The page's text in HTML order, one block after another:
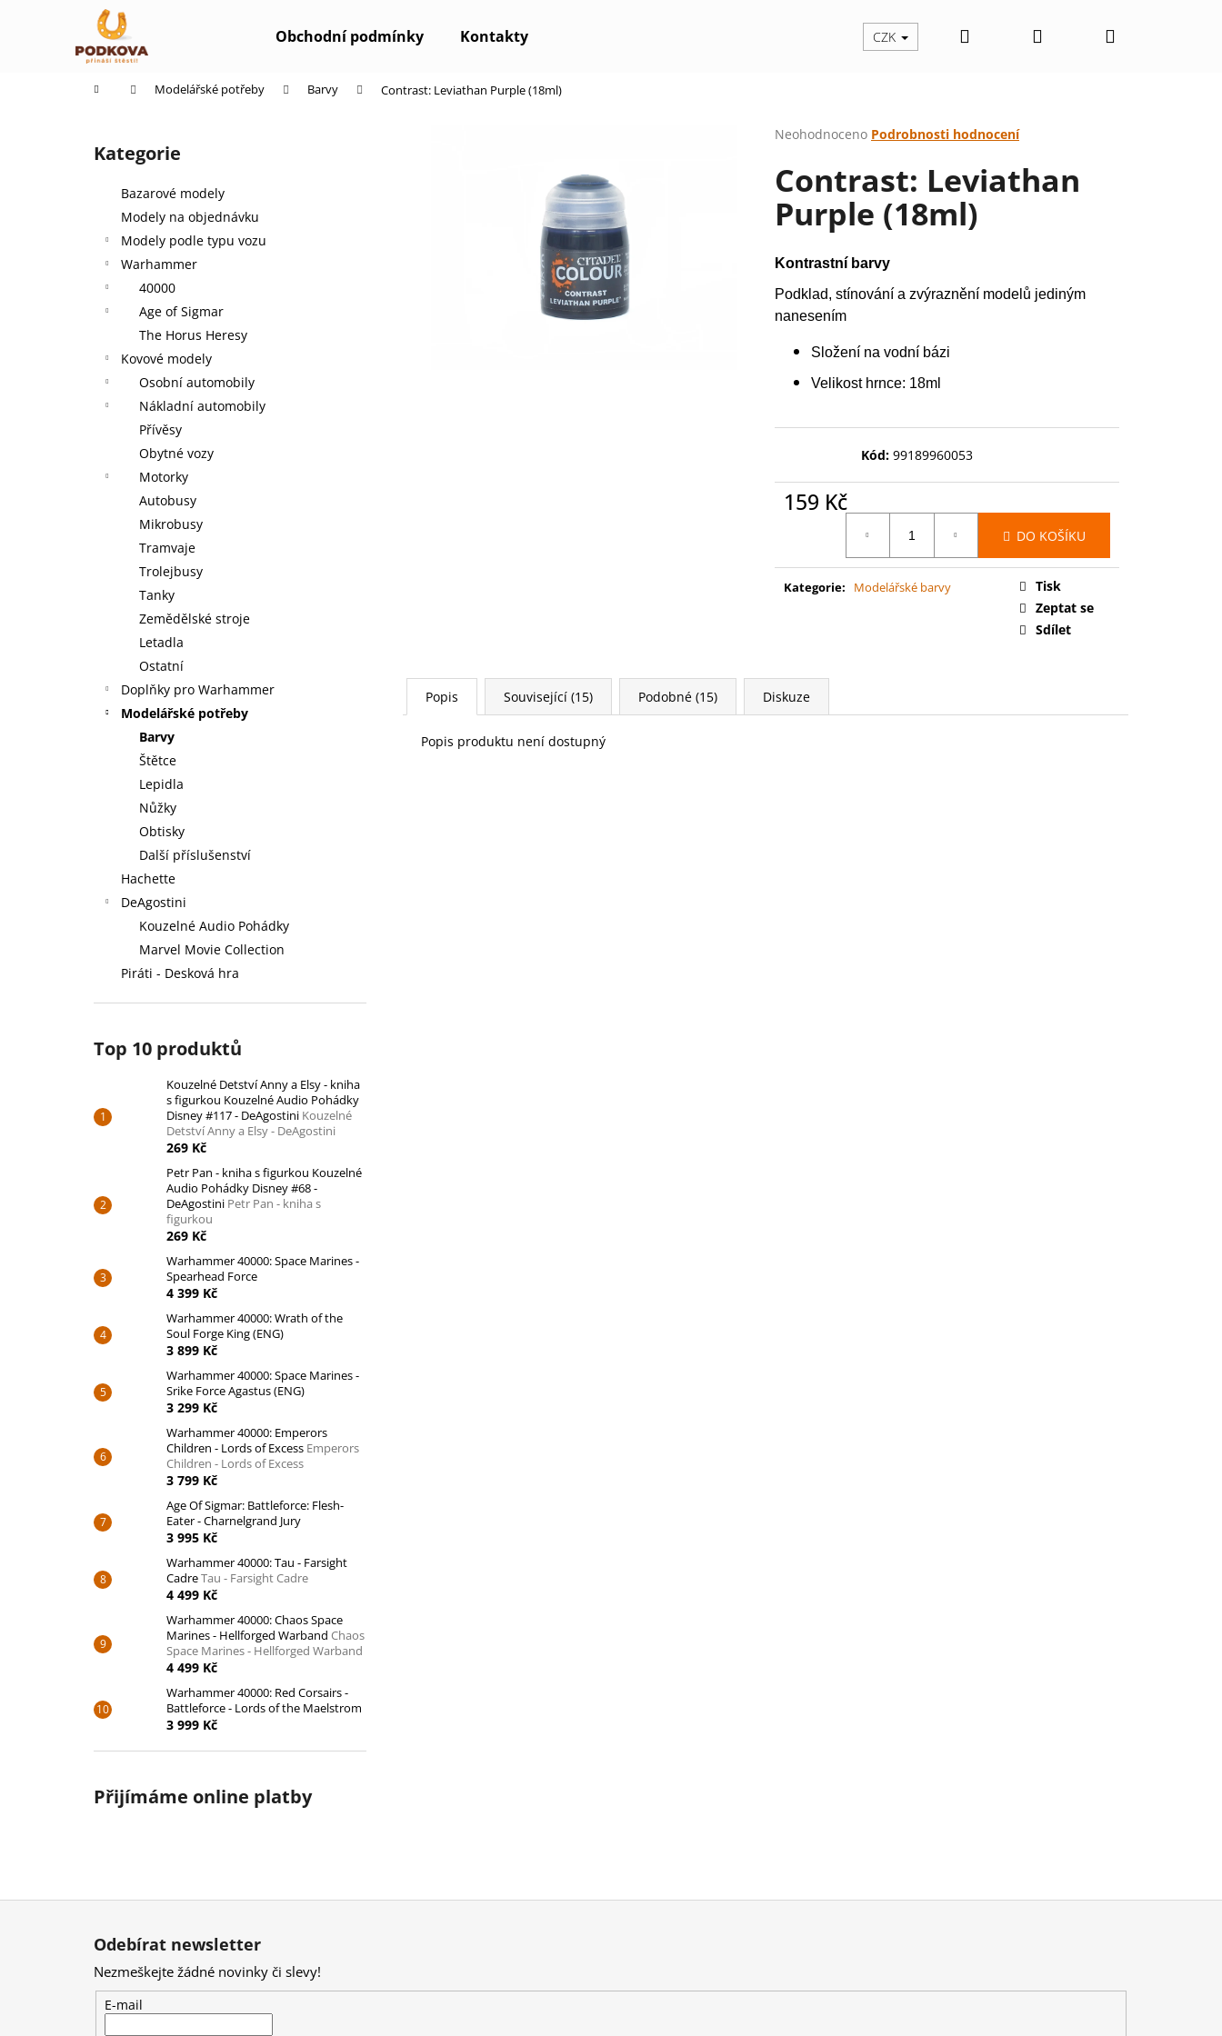
Obchodní podmínky Kontakty CZK Hledat PřihlášeníNákupní
Domů Modelářské potřeby Barvy Contrast: Leviathan Purple (18ml)
Přeskočit
kategorie
Kategorie
Bazarové modely
Modely na objednávku
Modely podle typu vozu
Warhammer
40000
Age of Sigmar
The Horus Heresy
Kovové modely
Osobní automobily
Nákladní automobily
Přívěsy
Obytné vozy
Motorky
Autobusy
Mikrobusy
Tramvaje
Trolejbusy
Tanky
Zemědělské stroje
Letadla
Ostatní
Doplňky pro Warhammer
Modelářské potřeby
Barvy
Štětce
Lepidla
Nůžky
Obtisky
Další příslušenství
Hachette
DeAgostini
Kouzelné Audio Pohádky
Marvel Movie Collection
Piráti - Desková hra
Top 10 produktů
Kouzelné Detství Anny a Elsy - kniha
s figurkou Kouzelné Audio Pohádky
Disney #117 - DeAgostini Kouzelné
Detství Anny a Elsy - DeAgostini
269 Kč
Petr Pan - kniha s figurkou Kouzelné
Audio Pohádky Disney #68 -
DeAgostini Petr Pan - kniha s
figurkou
269 Kč
Warhammer 40000: Space Marines -
Spearhead Force
4 399 Kč
Warhammer 40000: Wrath of the
Soul Forge King (ENG)
3 899 Kč
Warhammer 40000: Space Marines -
Srike Force Agastus (ENG)
3 299 Kč
Warhammer 40000: Emperors
Children - Lords of Excess Emperors
Children - Lords of Excess
3 799 Kč
Age Of Sigmar: Battleforce: Flesh-
Eater - Charnelgrand Jury
3 995 Kč
Warhammer 40000: Tau - Farsight
CadreTau - Farsight Cadre
4 499 Kč
Warhammer 40000: Chaos Space
Marines - Hellforged Warband Chaos
Space Marines - Hellforged Warband
4 499 Kč
Warhammer 40000: Red Corsairs -
Battleforce - Lords of the Maelstrom
3 999 Kč
Přijímáme online platby
Průměrné
produktu
je
0,0
hvězdiček.
Neohodnoceno Podrobnosti hodnocení
Contrast: Leviathan
Purple (18ml)
Kontrastní barvy
Podklad, stínování a zvýraznění modelů jediným
nanesením
Složení na vodní bázi
Velikost hrnce: 18ml
Kód: 99189960053
159 Kč
DO KOŠÍKU
Kategorie: Modelářské barvy
Tisk
Zeptat se
Sdílet
Popis Související (15) Podobné (15) Diskuze
Popis produktu není dostupný
Zpět
Zpět
Co potřebujete najít?
Doporučujeme
KOUZELNÉ DETSTVÍ ANNY A ELSY -
KNIHA S FIGURKOU KOUZELNÉ AUDIO
POHÁDKY DISNEY #117 - DEAGOSTINI
KOUZELNÉ DETSTVÍ ANNY A ELSY -
DEAGOSTINI
269 Kč
SPEARHEAD FORCE
Z
Odebírat newsletter
Nezmeškejte žádné novinky či slevy!
E-mail